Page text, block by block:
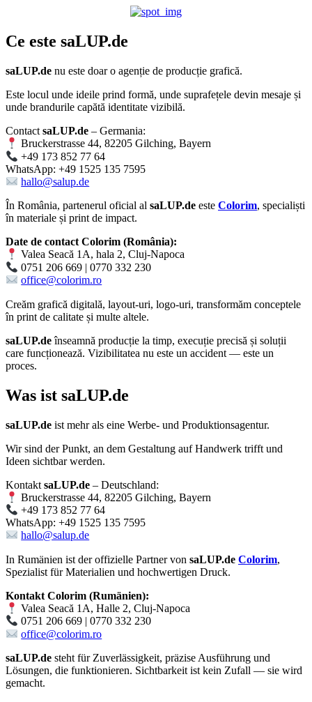
Ce este saLUP.de
saLUP.de nu este doar o agenție de producție grafică.
Este locul unde ideile prind formă, unde suprafețele devin mesaje și
unde brandurile capătă identitate vizibilă.
Contact saLUP.de – Germania:
Bruckerstrasse 44, 82205 Gilching, Bayern
+49 173 852 77 64
WhatsApp: +49 1525 135 7595
hallo@salup.de
În România, partenerul oficial al saLUP.de este Colorim, specialiști
în materiale și print de impact.
Date de contact Colorim (România):
Valea Seacă 1A, hala 2, Cluj-Napoca
0751 206 669 | 0770 332 230
office@colorim.ro
Creăm grafică digitală, layout-uri, logo-uri, transformăm conceptele
în print de calitate și multe altele.
saLUP.deînseamnă producție la timp, execuție precisă și soluții
care funcționează. Vizibilitatea nu este un accident — este un
proces.
Was ist saLUP.de
saLUP.de ist mehr als eine Werbe- und Produktionsagentur.
Wir sind der Punkt, an dem Gestaltung auf Handwerk trifft und
Ideen sichtbar werden.
Kontakt saLUP.de – Deutschland:
Bruckerstrasse 44, 82205 Gilching, Bayern
+49 173 852 77 64
WhatsApp: +49 1525 135 7595
hallo@salup.de
In Rumänien ist der offizielle Partner von saLUP.de Colorim,
Spezialist für Materialien und hochwertigen Druck.
Kontakt Colorim (Rumänien):
Valea Seacă 1A, Halle 2, Cluj-Napoca
0751 206 669 | 0770 332 230
office@colorim.ro
saLUP.de steht für Zuverlässigkeit, präzise Ausführung und
Lösungen, die funktionieren. Sichtbarkeit ist kein Zufall — sie wird
gemacht.